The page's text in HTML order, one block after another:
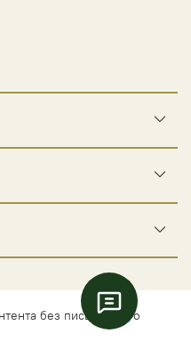
без письменного